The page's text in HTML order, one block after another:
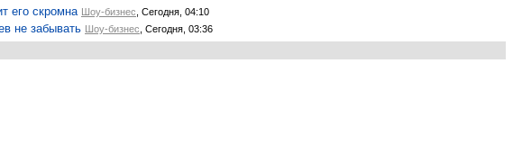
его скромна Шоу-бизнес , Сегодня, 04:10
не забывать Шоу-бизнес , Сегодня, 03:36